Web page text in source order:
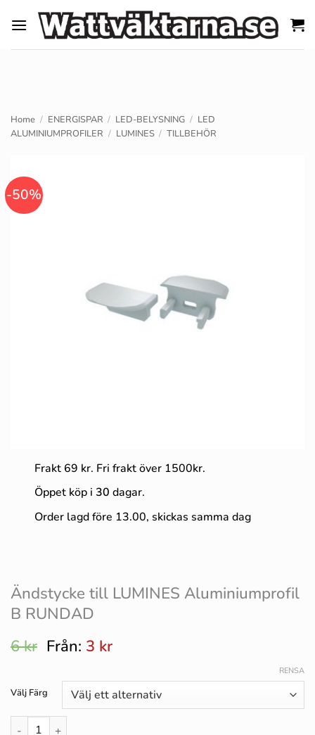
Home / ENERGISPAR / LED-BELYSNING / LED
ALUMINIUMPROFILER / LUMINES / TILLBEHÖR
-50%
Frakt 69 kr. Fri frakt över 1500kr.
Öppet köp i 30 dagar.
Order lagd före 13.00, skickas samma dag
Ändstycke till LUMINES Aluminiumprofil
B RUNDAD
6kr Från: 3 kr
Välj Färg
RENSA
Ändstycke till LUMINES Aluminiumprofil B RUNDAD mängd